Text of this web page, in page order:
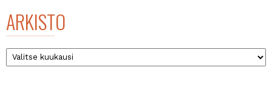
ARKISTO
Arkisto